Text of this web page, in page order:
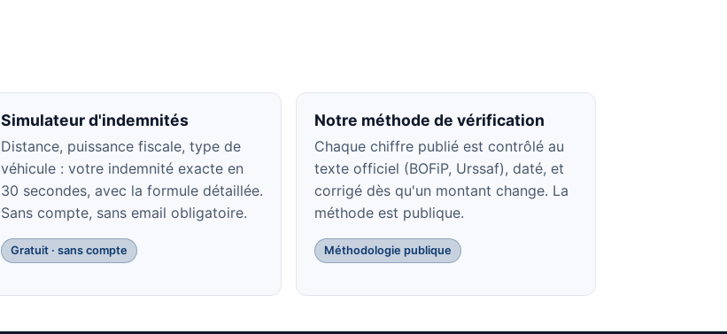
Simulateur d'indemnités
Distance, puissance fiscale, type de
véhicule : votre indemnité exacte en
30 secondes, avec la formule détaillée.
Sans compte, sans email obligatoire.
Gratuit · sans compte
Notre méthode de vérification
Chaque chiffre publié est contrôlé au
texte officiel (BOFiP, Urssaf), daté, et
corrigé dès qu'un montant change. La
méthode est publique.
Méthodologie publique